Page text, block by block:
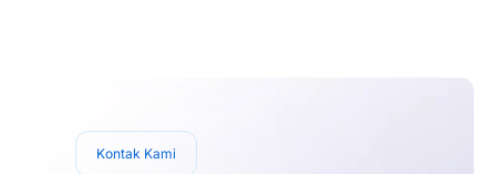
Kontak Kami